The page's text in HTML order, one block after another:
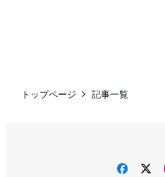
トップページ 記事一覧